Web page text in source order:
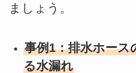
ましょう。
事例1：排水ホース
る水漏れ